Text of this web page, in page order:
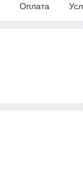
Оплата